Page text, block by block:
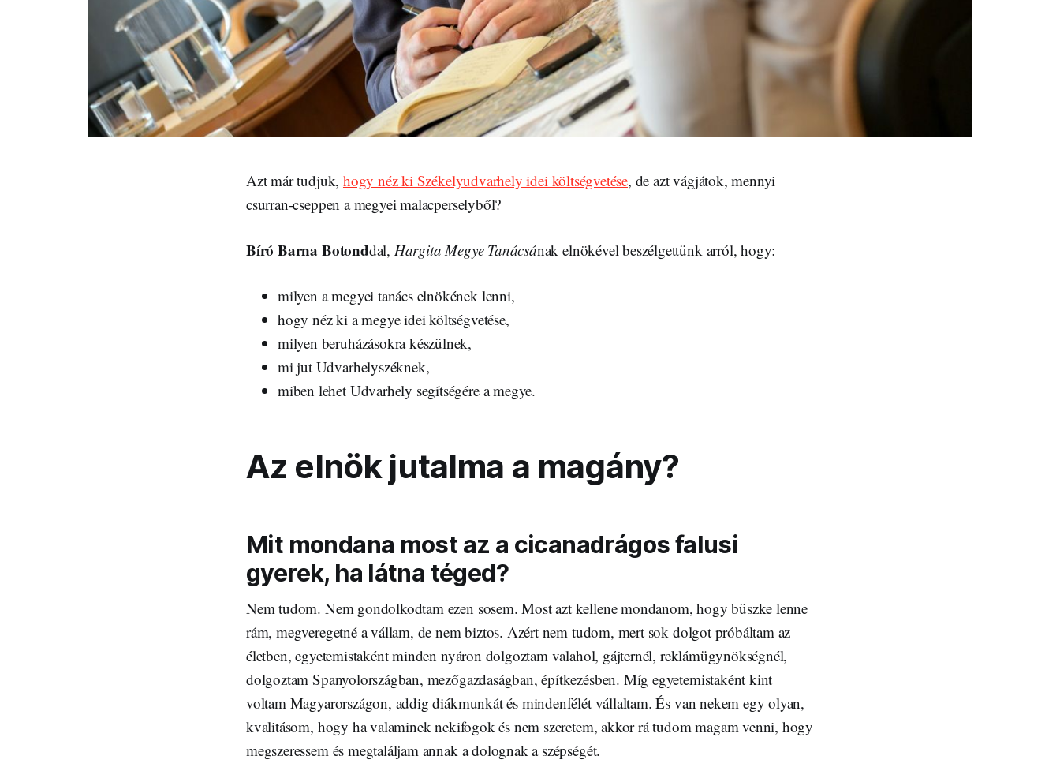
Azt már tudjuk, hogy néz ki Székelyudvarhely idei költségvetése, de azt vágjátok, mennyi
csurran-cseppen a megyei malacperselyből?
Bíró Barna Botonddal, Hargita Megye Tanácsának elnökével beszélgettünk arról, hogy:
milyen a megyei tanács elnökének lenni,
hogy néz ki a megye idei költségvetése,
milyen beruházásokra készülnek,
mi jut Udvarhelyszéknek,
miben lehet Udvarhely segítségére a megye.
Az elnök jutalma a magány?
Mit mondana most az a cicanadrágos falusi
gyerek, ha látna téged?
Nem tudom. Nem gondolkodtam ezen sosem. Most azt kellene mondanom, hogy büszke lenne
rám, megveregetné a vállam, de nem biztos. Azért nem tudom, mert sok dolgot próbáltam az
életben, egyetemistaként minden nyáron dolgoztam valahol, gájternél, reklámügynökségnél,
dolgoztam Spanyolországban, mezőgazdaságban, építkezésben. Míg egyetemistaként kint
voltam Magyarországon, addig diákmunkát és mindenfélét vállaltam. És van nekem egy olyan,
kvalitásom, hogy ha valaminek nekifogok és nem szeretem, akkor rá tudom magam venni, hogy
megszeressem és megtaláljam annak a dolognak a szépségét.